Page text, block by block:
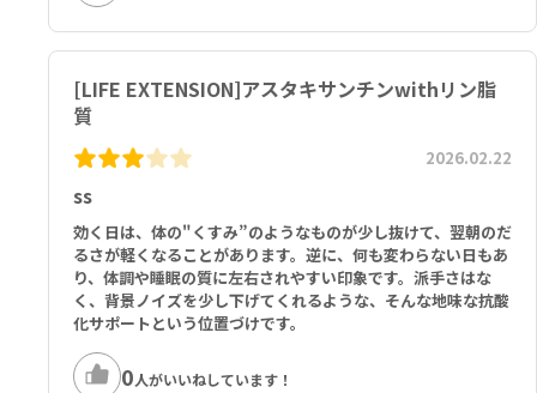
[LIFE EXTENSION]アスタキサンチンwithリン脂
質
ss
2026.02.22
効く日は、体の"くすみ”のようなものが少し抜けて、翌朝のだ
るさが軽くなることがあります。逆に、何も変わらない日もあ
り、体調や睡眠の質に左右されやすい印象です。派手さはな
く、背景ノイズを少し下げてくれるような、そんな地味な抗酸
化サポートという位置づけです。
0人がいいねしています！